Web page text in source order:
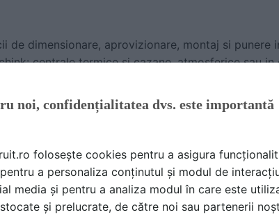
de dimensionare, aprovizionare, montaj si punere
centrale termice si cazane, atmosferice sau in
de exterior, pentru medii sterile si ATEX,
aer-apa, toate avand garantia calitatii ‘Made in
echipamente pentru proiecte precum :
petrolier Lufkin din Ploiesti, cea mai inalta
completă de soluții, Jetrun EnergoEco
noi, confidențialitatea dvs. este importantă
folosește cookies pentru a asigura
a personaliza conținutul și modul de
media și pentru a analiza modul în care este
și prelucrate, de către noi sau partenerii